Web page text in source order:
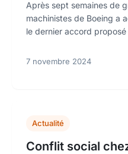
Après sept semaines de
machinistes de Boeing a
le dernier accord
7 novembre 2024
Actualité
Conflit social